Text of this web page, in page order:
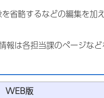
省略するなどの編集を加
は各担当課のページなど
WEB版